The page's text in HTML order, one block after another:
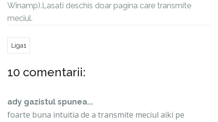
Winamp).Lasati deschis doar pagina care transmite
meciul.
Liga1
10 comentarii:
ady gazistul spunea...
foarte buna intuitia de a transmite meciul aiki pe